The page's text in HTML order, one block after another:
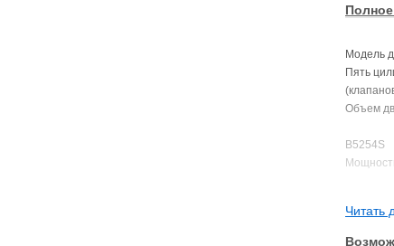
Полное
Модель
Пять
Объем
B5254S
B5254FS
Читать